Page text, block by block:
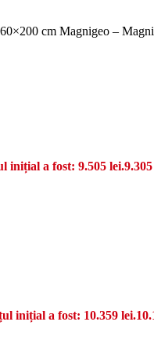
cm Magnigeo –
inițial a fost: 9.505 lei.9.305
inițial a fost: 10.359 lei.